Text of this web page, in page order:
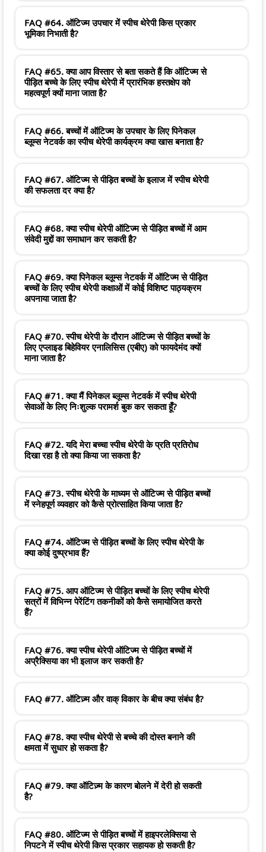
FAQ #64. ऑटिज्म उपचार में स्पीच थेरेपी किस प्रकार
भूमिका निभाती है?
FAQ #65. क्या आप विस्तार से बता सकते हैं कि ऑटिज्म से
पीड़ित बच्चे के लिए स्पीच थेरेपी में प्रारंभिक हस्तक्षेप को
महत्वपूर्ण क्यों माना जाता है?
FAQ #66. बच्चों में ऑटिज्म के उपचार के लिए पिनेकल
ब्लूम्स नेटवर्क का स्पीच थेरेपी कार्यक्रम क्या खास बनाता है?
FAQ #67. ऑटिज्म से पीड़ित बच्चों के इलाज में स्पीच थेरेपी
की सफलता दर क्या है?
FAQ #68. क्या स्पीच थेरेपी ऑटिज्म से पीड़ित बच्चों में आम
संवेदी मुद्दों का समाधान कर सकती है?
FAQ #69. क्या पिनेकल ब्लूम्स नेटवर्क में ऑटिज्म से पीड़ित
बच्चों के लिए स्पीच थेरेपी कक्षाओं में कोई विशिष्ट पाठ्यक्रम
अपनाया जाता है?
FAQ #70. स्पीच थेरेपी के दौरान ऑटिज्म से पीड़ित बच्चों के
लिए एप्लाइड बिहेवियर एनालिसिस (एबीए) को फायदेमंद क्यों
माना जाता है?
FAQ #71. क्या मैं पिनेकल ब्लूम्स नेटवर्क में स्पीच थेरेपी
सेवाओं के लिए निःशुल्क परामर्श बुक कर सकता हूँ?
FAQ #72. यदि मेरा बच्चा स्पीच थेरेपी के प्रति प्रतिरोध
दिखा रहा है तो क्या किया जा सकता है?
FAQ #73. स्पीच थेरेपी के माध्यम से ऑटिज्म से पीड़ित बच्चों
में स्नेहपूर्ण व्यवहार को कैसे प्रोत्साहित किया जाता है?
FAQ #74. ऑटिज्म से पीड़ित बच्चों के लिए स्पीच थेरेपी के
क्या कोई दुष्प्रभाव हैं?
FAQ #75. आप ऑटिज्म से पीड़ित बच्चों के लिए स्पीच थेरेपी
सत्रों में विभिन्न पेरेंटिंग तकनीकों को कैसे समायोजित करते
हैं?
FAQ #76. क्या स्पीच थेरेपी ऑटिज्म से पीड़ित बच्चों में
अप्रैक्सिया का भी इलाज कर सकती है?
FAQ #77. ऑटिज़्म और वाक् विकार के बीच क्या संबंध है?
FAQ #78. क्या स्पीच थेरेपी से बच्चे की दोस्त बनाने की
क्षमता में सुधार हो सकता है?
FAQ #79. क्या ऑटिज़्म के कारण बोलने में देरी हो सकती
है?
FAQ #80. ऑटिज्म से पीड़ित बच्चों में हाइपरलेक्सिया से
निपटने में स्पीच थेरेपी किस प्रकार सहायक हो सकती है?